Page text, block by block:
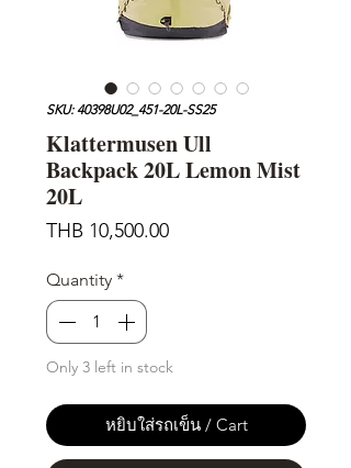
SKU: 40398U02_451-20L-SS25
Klattermusen Ull
Backpack 20L Lemon Mist
20L
THB 10,500.00Price
Quantity *
Only 3 left in stock
หยิบใส่รถเข็น / Cart